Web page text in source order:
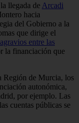
llegada de Arcadi
hacia
del Gobierno a la
que dirige el
entre las
la financiación que
Región de Murcia, los
autonómica,
por ejemplo. Las
cuentas públicas se